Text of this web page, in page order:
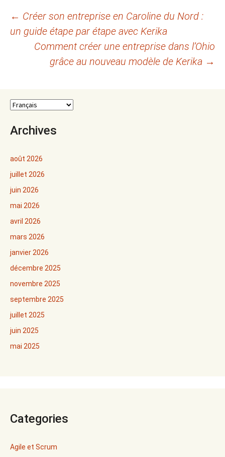
Navigation
des
articles
← Créer son entreprise en Caroline du Nord :
un guide étape par étape avec Kerika
Comment créer une entreprise dans l’Ohio
grâce au nouveau modèle de Kerika →
Archives
août 2026
juillet 2026
juin 2026
mai 2026
avril 2026
mars 2026
janvier 2026
décembre 2025
novembre 2025
septembre 2025
juillet 2025
juin 2025
mai 2025
Categories
Agile et Scrum